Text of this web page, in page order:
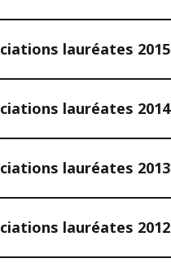
lauréates 2015
lauréates 2014
lauréates 2013
lauréates 2012